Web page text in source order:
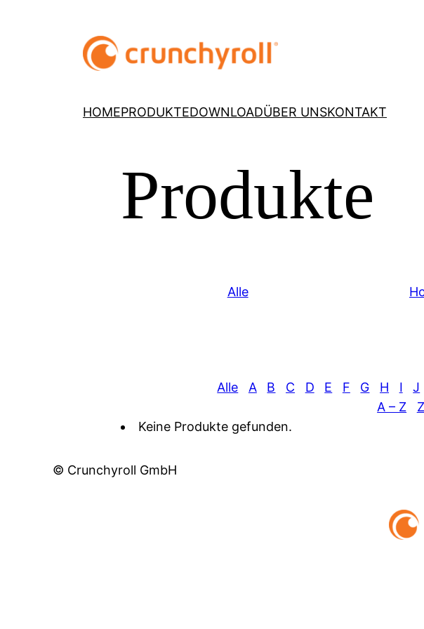
HOMEPRODUKTEDOWNLOADÜBER UNSKONTAKT
Produkte
Alle
Alle A B C D E F G H I J
A – Z
Keine Produkte gefunden.
© Crunchyroll GmbH